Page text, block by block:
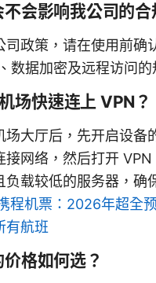
会影响我公司的合
司政策，请在使用前确
数据加密及远程访问的
场快速连上 VPN？
场大厅后，先开启设备
接网络，然后打开
负载较低的服务器，确
程机票：2026年超全
有航班
格如何选？